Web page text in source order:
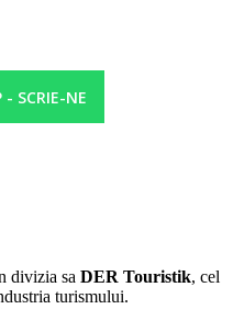
Pickalbatros Aqua Park
de la piscina)
disponibil)
- SCRIE-NE
divizia sa DER Touristik, cel
turismului.